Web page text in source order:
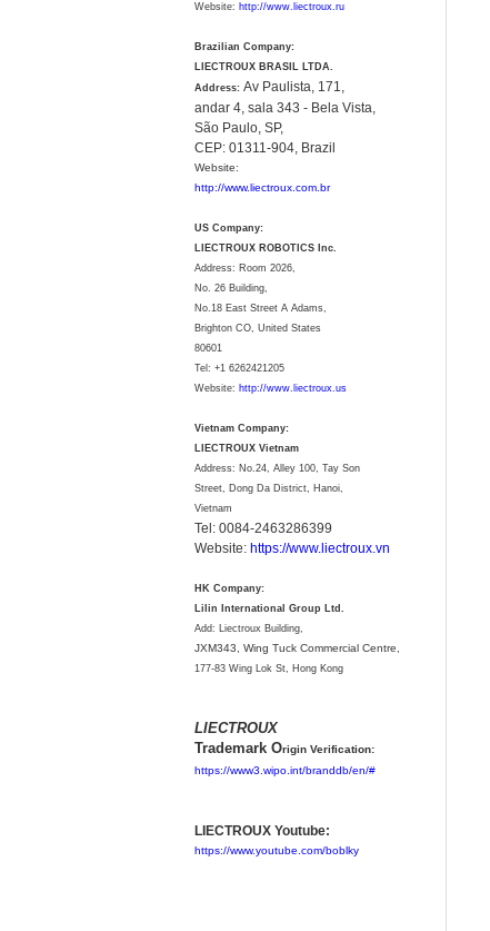
Website: http://www.liectroux.ru
Brazilian Company:
LIECTROUX BRASIL LTDA.
Address: Av Paulista, 171,
andar 4, sala 343 - Bela Vista,
São Paulo, SP,
CEP: 01311-904, Brazil
Website:
http://www.liectroux.com.br
US Company:
LIECTROUX ROBOTICS Inc.
Address: Room 2026,
No. 26 Building,
No.18 East Street A Adams,
Brighton CO, United States
80601
Tel: +1 6262421205
Website: http://www.liectroux.us
Vietnam Company:
LIECTROUX Vietnam
Address: No.24, Alley 100, Tay Son
Street, Dong Da District, Hanoi,
Vietnam
Tel: 0084-2463286399
Website: https://www.liectroux.vn
HK Company:
Lilin International Group Ltd.
Add: Liectroux Building,
JXM343, Wing Tuck Commercial Centre,
177-83 Wing Lok St, Hong Kong
LIECTROUX
Trademark Origin Verification:
https://www3.wipo.int/branddb/en/#
LIECTROUX Youtube:
https://www.youtube.com/boblky